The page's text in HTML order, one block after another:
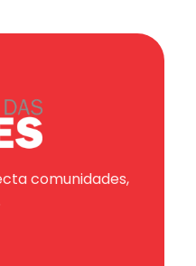
comunidades,